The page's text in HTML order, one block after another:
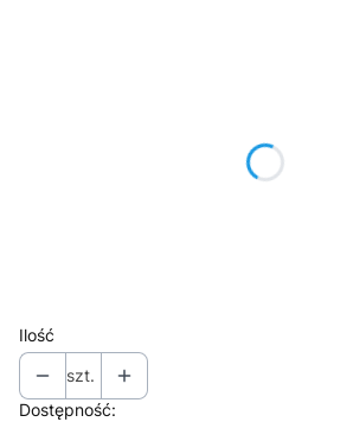
Ilość
szt.
Dostępność: